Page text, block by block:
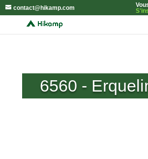
contact@hikamp.com
6560 -